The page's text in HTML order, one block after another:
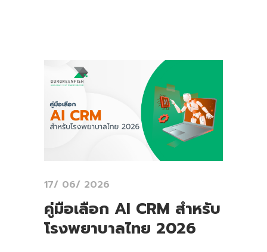
17/ 06/ 2026
คู่มือเลือก AI CRM สำหรับ
โรงพยาบาลไทย 2026